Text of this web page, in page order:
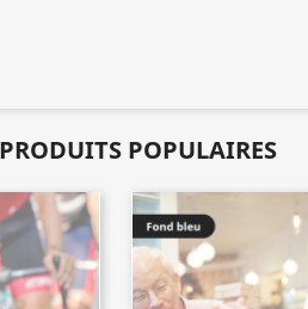
PRODUITS POPULAIRES